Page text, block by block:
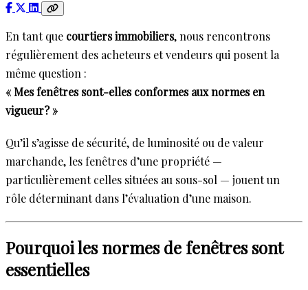
En tant que courtiers immobiliers, nous rencontrons
régulièrement des acheteurs et vendeurs qui posent la
même question :
« Mes fenêtres sont-elles conformes aux normes en
vigueur? »
Qu’il s’agisse de sécurité, de luminosité ou de valeur
marchande, les fenêtres d’une propriété —
particulièrement celles situées au sous-sol — jouent un
rôle déterminant dans l’évaluation d’une maison.
Pourquoi les normes de fenêtres sont
essentielles